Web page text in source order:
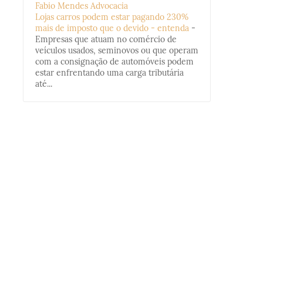
Fabio Mendes Advocacia
Lojas carros podem estar pagando 230%
mais de imposto que o devido - entenda -
Empresas que atuam no comércio de
veículos usados, seminovos ou que operam
com a consignação de automóveis podem
estar enfrentando uma carga tributária
até...